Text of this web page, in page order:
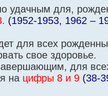
удачным для,
(1952-1953, 1962 –
для всех
свое здоровье.
для
на цифры 8 и 9 (38-